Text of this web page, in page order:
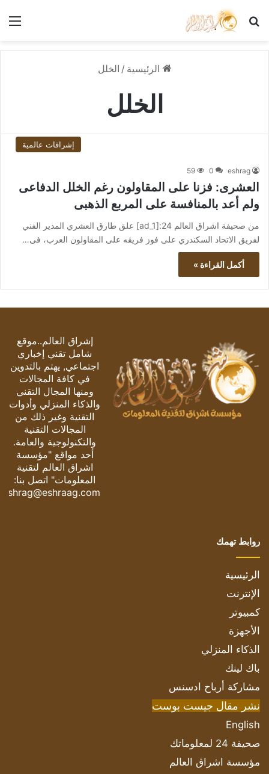
بحث عن
الرئيسية / الخلل
الخلل
إشراقات عالمية
eshrag
0
59
العشرى: فزنا على المقاولون رغم الخلل الدفاعى
ولم أعد بالمنافسة على المربع الذهبى
من صحيفة اشراق العالم 24:[ad_1] علق طارق العشري المدير الفني
لفريق الاتحاد السكندري على فوز فريقه على المقاولون العرب، فى…
أكمل القراءة »
إشراق العالم..موقع
شامل تقني إخباري
اجتماعي, يهتم بالتدوين
في كافة المجالات
ومنها المجال التقني
والذكاء المنزلي وأدوات
التقنية وغير ذلك من
المجالات التقنية
والتكنولوجية والعامة.
أحد مواقع "مؤسسة
اشراق العالم لتقنية
المعلومات" اتصل بنا:
eshrag@eshraag.com
روابط تهمك
الرئيسية
الإنترنت
كمبيوتر
الأجهزة
الذكاء المنزلي
باك لينك
مشاركة أرباح ادسنس
نشر مقال جيست بوست
English
صحيفة 24 لمعلوماتك
مؤسسة اشراق العالم